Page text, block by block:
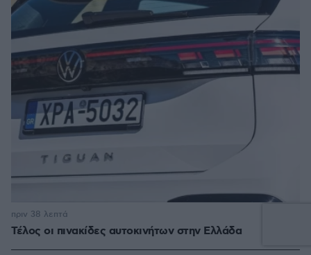
Τέλος οι πινακίδες αυτοκινήτων στην Ελλάδα
πριν 38 λεπτά